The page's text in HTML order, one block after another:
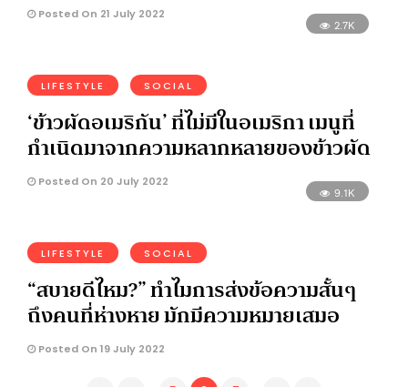
Posted On 21 July 2022
2.7K
LIFESTYLE SOCIAL
‘ข้าวผัดอเมริกัน’ ที่ไม่มีในอเมริกา เมนูที่
กำเนิดมาจากความหลากหลายของข้าวผัด
Posted On 20 July 2022
9.1K
LIFESTYLE SOCIAL
“สบายดีไหม?” ทำไมการส่งข้อความสั้นๆ
ถึงคนที่ห่างหาย มักมีความหมายเสมอ
Posted On 19 July 2022